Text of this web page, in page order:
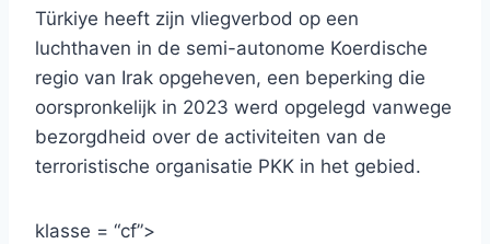
Türkiye heeft zijn vliegverbod op een
luchthaven in de semi-autonome Koerdische
regio van Irak opgeheven, een beperking die
oorspronkelijk in 2023 werd opgelegd vanwege
bezorgdheid over de activiteiten van de
terroristische organisatie PKK in het gebied.
klasse = “cf”>